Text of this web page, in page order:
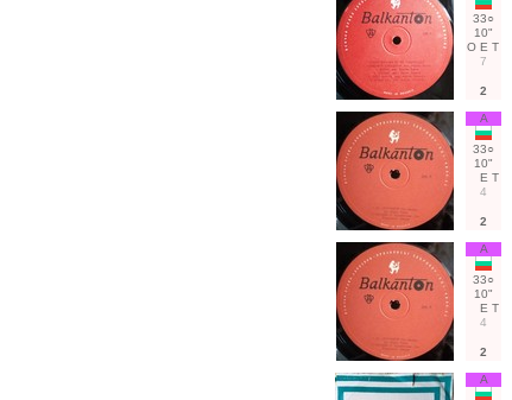
33○
10"
О Е Т
7
2
А
33○
10"
Е Т
4
2
А
33○
10"
Е Т
4
2
А